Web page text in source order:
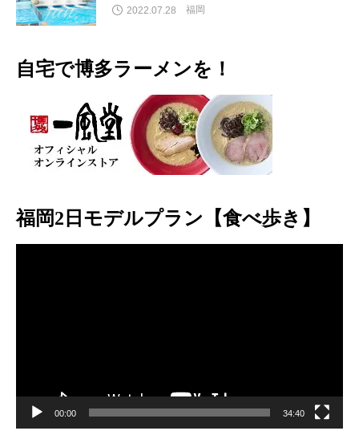
2022.07.28 福岡
自宅で博多ラーメンを！
福岡2日モデルプラン【食べ歩き】
00:00 34:40